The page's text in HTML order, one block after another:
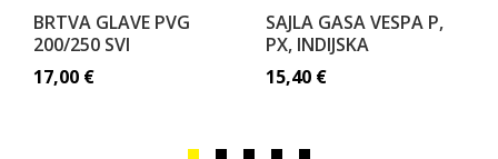
BRTVA GLAVE PVG
200/250 SVI
17,00 €
SAJLA GASA VESPA P,
PX, INDIJSKA
15,40 €